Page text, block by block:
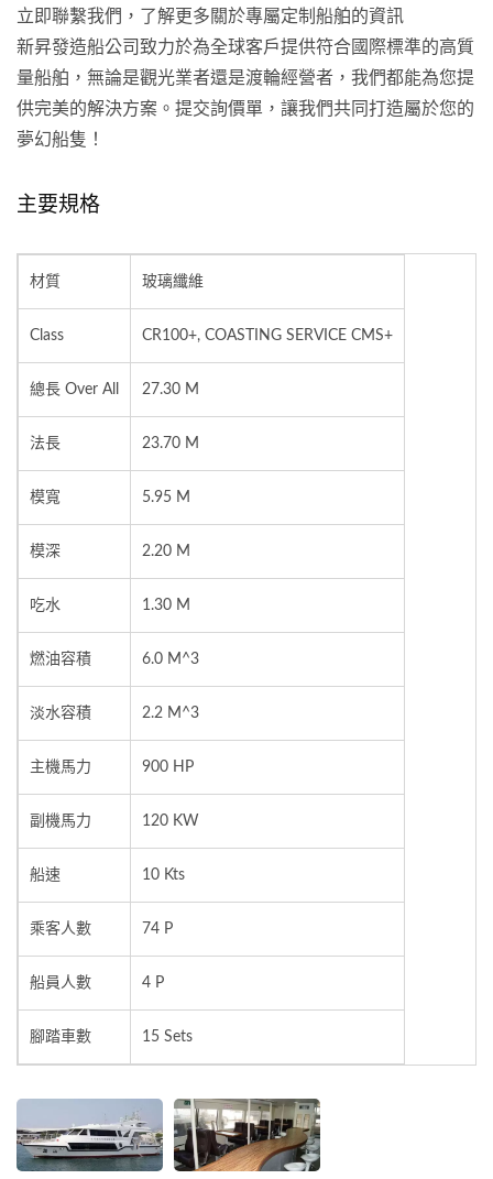
立即聯繫我們，了解更多關於專屬定制船舶的資訊
新昇發造船公司致力於為全球客戶提供符合國際標準的高質
量船舶，無論是觀光業者還是渡輪經營者，我們都能為您提
供完美的解決方案。提交詢價單，讓我們共同打造屬於您的
夢幻船隻！
主要規格
材質 玻璃纖維
Class CR100+, COASTING SERVICE CMS+
總長 Over All 27.30 M
法長 23.70 M
模寬 5.95 M
模深 2.20 M
吃水 1.30 M
燃油容積 6.0 M^3
淡水容積 2.2 M^3
主機馬力 900 HP
副機馬力 120 KW
船速 10 Kts
乘客人數 74 P
船員人數 4 P
腳踏車數 15 Sets